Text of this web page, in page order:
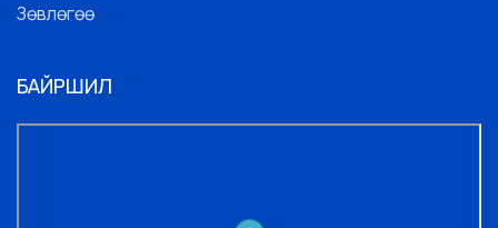
Зөвлөгөө
БАЙРШИЛ